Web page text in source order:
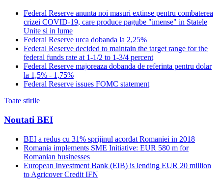
Federal Reserve anunta noi masuri extinse pentru combaterea
crizei COVID-19, care produce pagube "imense" in Statele
Unite si in lume
Federal Reserve urca dobanda la 2,25%
Federal Reserve decided to maintain the target range for the
federal funds rate at 1-1/2 to 1-3/4 percent
Federal Reserve majoreaza dobanda de referinta pentru dolar
la 1,5% - 1,75%
Federal Reserve issues FOMC statement
Toate stirile
Noutati BEI
BEI a redus cu 31% sprijinul acordat Romaniei in 2018
Romania implements SME Initiative: EUR 580 m for
Romanian businesses
European Investment Bank (EIB) is lending EUR 20 million
to Agricover Credit IFN